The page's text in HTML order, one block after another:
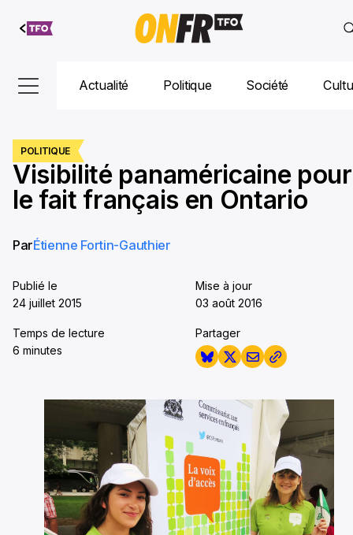
Aller au
contenu
Actualité Politique Société
POLITIQUE
Visibilité panaméricaine pour
le fait français en Ontario
ParÉtienne Fortin-Gauthier
Publié le
24 juillet 2015
Mise à jour
03 août 2016
Temps de lecture
6 minutes
Partager